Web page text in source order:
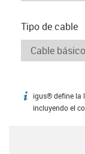
Tipo de cable
igus-icon-info
igus® define la
incluyendo el